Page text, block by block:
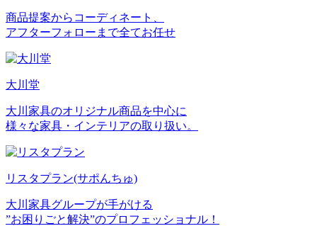
商品提案からコーディネート、
アフターフォローまで全てお任せ
大川堂
大川家具のオリジナル商品を中心に
様々な家具・インテリアの取り扱い。
リスタプラン(サポんちゅ)
大川家具グループが手がける
”お困りごと解決”のプロフェッショナル！